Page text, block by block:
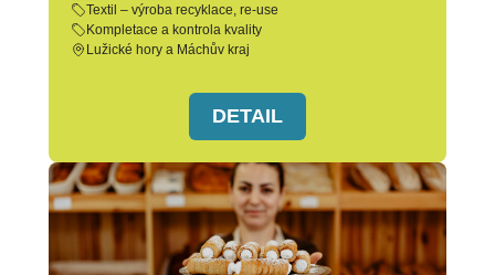
Textil – výroba recyklace, re-use
Kompletace a kontrola kvality
Lužické hory a Máchův kraj
DETAIL